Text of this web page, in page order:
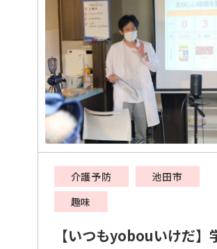
介護予防
池田市
趣味
【いつもyobouいけだ】